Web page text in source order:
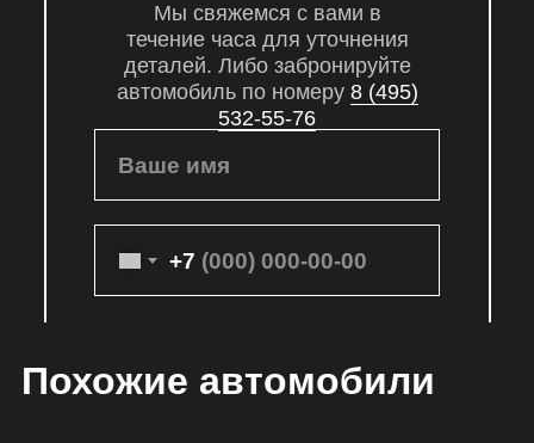
Мы свяжемся с вами в
течение часа для уточнения
деталей. Либо забронируйте
автомобиль по номеру 8 (495)
532-55-76
Ваше имя
+7
Подтвердить бронь
Похожие автомобили